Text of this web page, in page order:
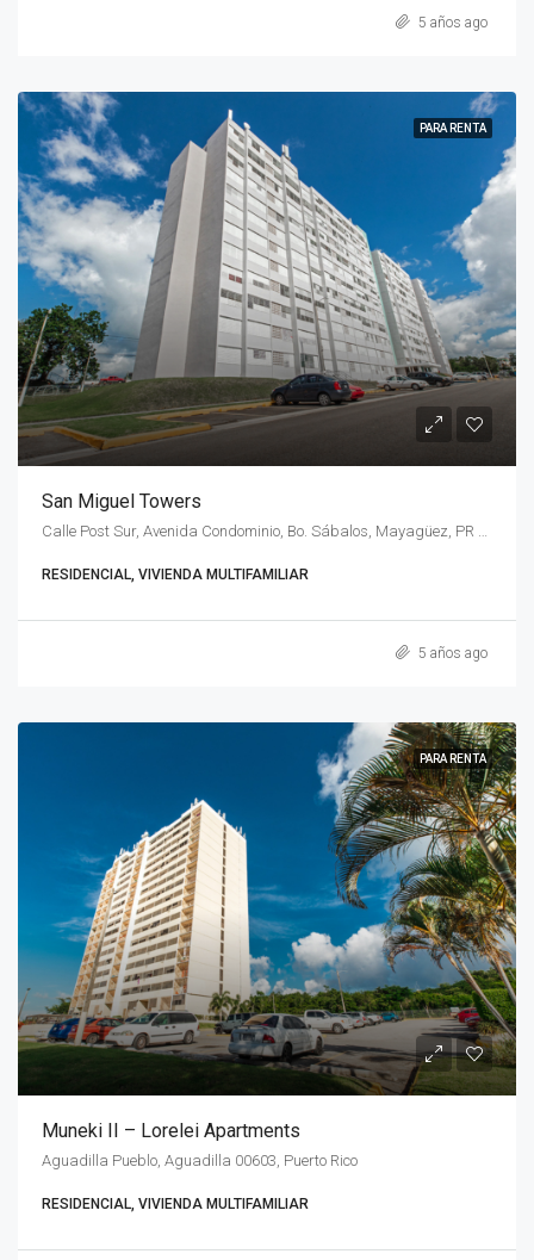
5 años ago
PARA RENTA
San Miguel Towers
RESIDENCIAL, VIVIENDA MULTIFAMILIAR
5 años ago
PARA RENTA
Muneki II – Lorelei Apartments
Aguadilla Pueblo, Aguadilla 00603, Puerto Rico
RESIDENCIAL, VIVIENDA MULTIFAMILIAR